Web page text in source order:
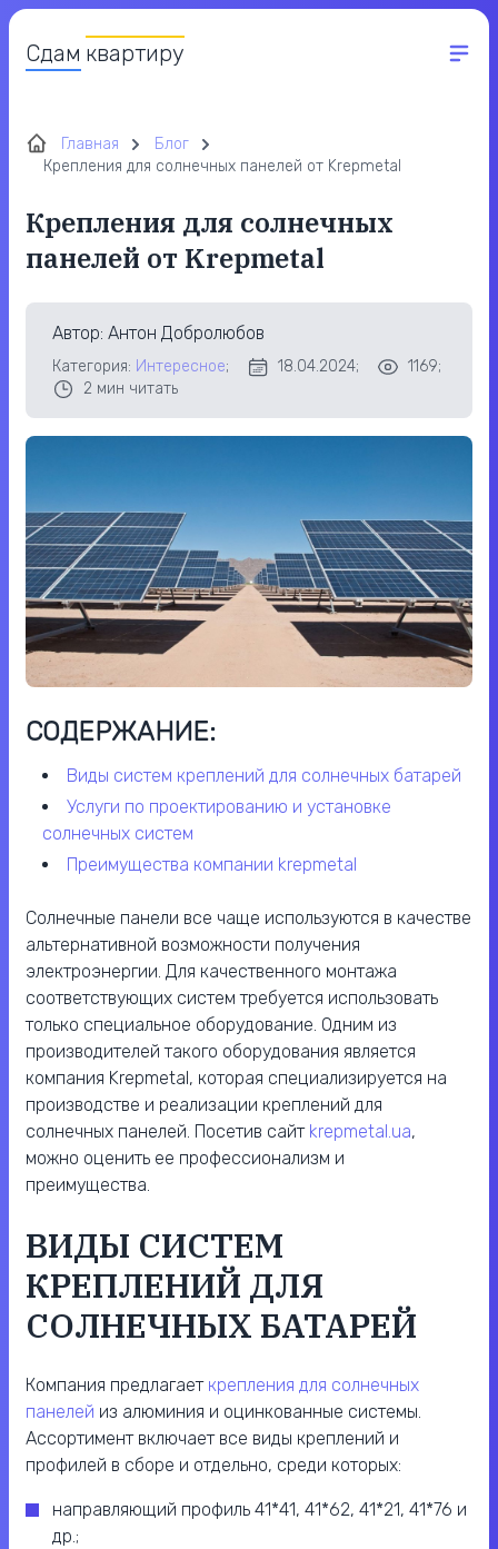
Сдам квартиру
Главная
Блог
Крепления для солнечных панелей от Krepmetal
Крепления для солнечных
панелей от Krepmetal
Автор: Антон Добролюбов
Категория: Интересное; 18.04.2024;
1169;
2 мин читать
СОДЕРЖАНИЕ:
виды систем креплений для солнечных батарей
услуги по проектированию и установке
солнечных систем
преимущества компании krepmetal
Солнечные панели все чаще используются в качестве
альтернативной возможности получения
электроэнергии. Для качественного монтажа
соответствующих систем требуется использовать
только специальное оборудование. Одним из
производителей такого оборудования является
компания Krepmetal, которая специализируется на
производстве и реализации креплений для
солнечных панелей. Посетив сайт krepmetal.ua,
можно оценить ее профессионализм и
преимущества.
ВИДЫ СИСТЕМ
КРЕПЛЕНИЙ ДЛЯ
СОЛНЕЧНЫХ БАТАРЕЙ
Компания предлагает крепления для солнечных
панелей из алюминия и оцинкованные системы.
Ассортимент включает все виды креплений и
профилей в сборе и отдельно, среди которых:
направляющий профиль 41*41, 41*62, 41*21, 41*76 и
др.;